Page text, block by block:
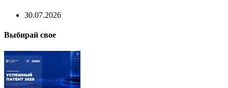
30.07.2026
Выбирай свое